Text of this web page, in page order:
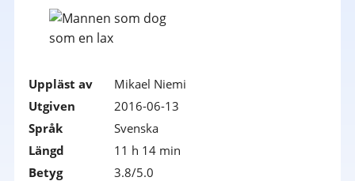
Uppläst av
Mikael Niemi
Utgiven
2016-06-13
Språk
Svenska
Längd
11 h 14 min
Betyg
3.8/5.0